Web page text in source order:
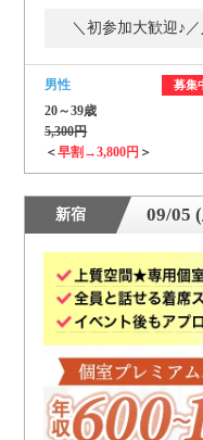
＼初参加大歓迎♪
男性 募集
20～39歳
5,300円
＜早割→3,800円 ＞
新宿 09/05